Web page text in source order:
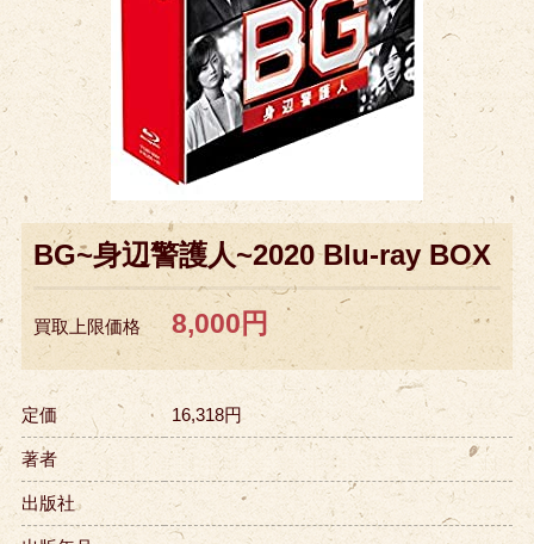
BG~身辺警護人~2020 Blu-ray BOX
買取上限価格 8,000円
定価 16,318円
著者
出版社